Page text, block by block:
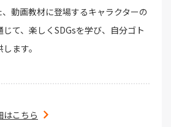
動画教材に登場するキャラクターの
て、楽しくSDGsを学び、自分ゴト
ます。
はこちら